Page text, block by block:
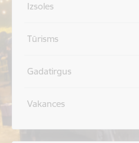
Izsoles
Tūrisms
Gadatirgus
Vakances